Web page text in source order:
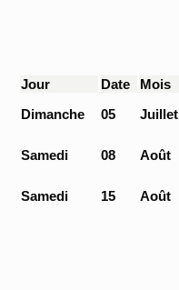
Jour Date Mois
Dimanche
05 Juillet
Samedi
08 Août
Samedi
15 Août